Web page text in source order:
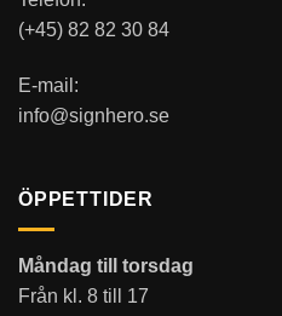
(+45) 82 82 30 84
E-mail:
info@signhero.se
ÖPPETTIDER
Måndag till torsdag
Från kl. 8 till 17